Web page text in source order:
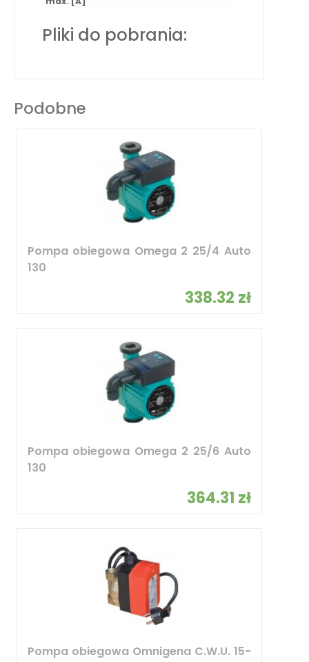
Pliki do pobrania:
Podobne
Pompa obiegowa Omega 2 25/4 Auto
130
338.32 zł
Pompa obiegowa Omega 2 25/6 Auto
130
364.31 zł
Pompa obiegowa Omnigena C.W.U. 15-